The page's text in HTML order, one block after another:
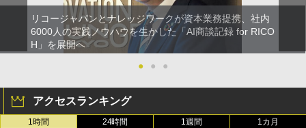
リコージャパンとナレッジワークが資本業務提携、社内
6000人の実践ノウハウを生かした「AI商談記録 for RICO
H」を展開へ
●
● ●
アクセスランキング
1時間 24時間 1週間 1カ月